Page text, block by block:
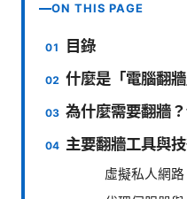
ON THIS PAGE
目錄
什麼是「電腦翻
為什麼需要翻牆
主要翻牆工具與
虛擬私人網路